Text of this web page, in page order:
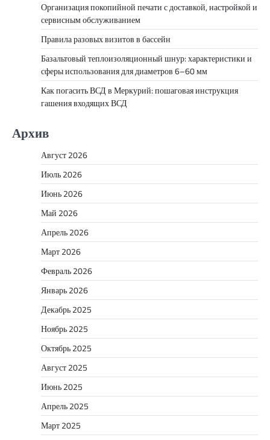
Организация покопийной печати с доставкой, настройкой и
сервисным обслуживанием
Правила разовых визитов в бассейн
Базальтовый теплоизоляционный шнур: характеристики и
сферы использования для диаметров 6–60 мм
Как погасить ВСД в Меркурий: пошаговая инструкция
гашения входящих ВСД
Архив
Август 2026
Июль 2026
Июнь 2026
Май 2026
Апрель 2026
Март 2026
Февраль 2026
Январь 2026
Декабрь 2025
Ноябрь 2025
Октябрь 2025
Август 2025
Июнь 2025
Апрель 2025
Март 2025